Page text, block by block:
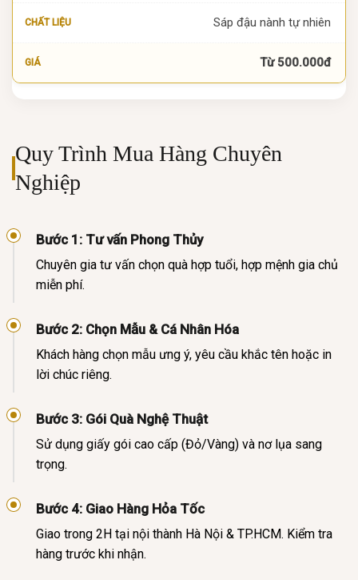
Sáp đậu nành tự nhiên
Từ 500.000đ
Quy Trình Mua Hàng Chuyên
Nghiệp
Bước 1: Tư vấn Phong Thủy
Chuyên gia tư vấn chọn quà hợp tuổi, hợp mệnh gia chủ
miễn phí.
Bước 2: Chọn Mẫu & Cá Nhân Hóa
Khách hàng chọn mẫu ưng ý, yêu cầu khắc tên hoặc in
lời chúc riêng.
Bước 3: Gói Quà Nghệ Thuật
Sử dụng giấy gói cao cấp (Đỏ/Vàng) và nơ lụa sang
trọng.
Bước 4: Giao Hàng Hỏa Tốc
Giao trong 2H tại nội thành Hà Nội & TP.HCM. Kiểm tra
hàng trước khi nhận.